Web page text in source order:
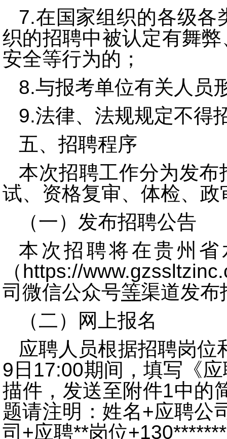
7.在国家组织的各级各
织的招聘中被认定有舞
安全等行为的；
8.与报考单位有关人员
9.法律、法规规定不得
五、招聘程序
本次招聘工作分为发
试、资格复审、体检、
（一）发布招聘公告
本次招聘将在贵州
（https://
司微信公众号等渠道发布
（二）网上报名
应聘人员根据招聘岗
9日17:00期间，填写《
描件，发送至附件1中的
题请注明：姓名+应聘公
司+应聘**岗位